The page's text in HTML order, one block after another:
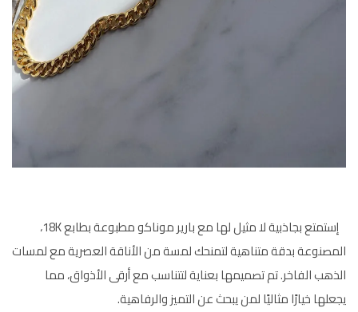
إستمتع بجاذبية لا مثيل لها مع بارير موناكو مطبوعة بطابع 18K،
المصنوعة بدقة متناهية لتمنحك لمسة من الأناقة العصرية مع لمسات
الذهب الفاخر. تم تصميمها بعناية لتتناسب مع أرقى الأذواق، مما
يجعلها خيارًا مثاليًا لمن يبحث عن التميز والرفاهية.